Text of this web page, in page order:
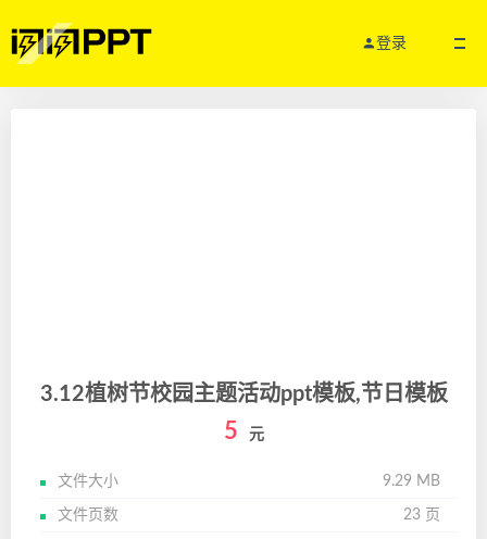
登录
3.12植树节校园主题活动ppt模板,节日模板
5 元
文件大小 9.29 MB
文件页数 23 页